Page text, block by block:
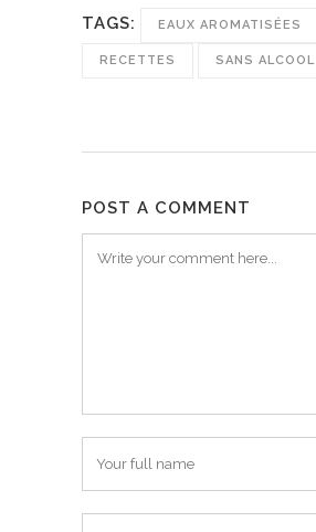
TAGS: EAUX AROMATISÉES
RECETTES SANS ALCOOL
POST A COMMENT